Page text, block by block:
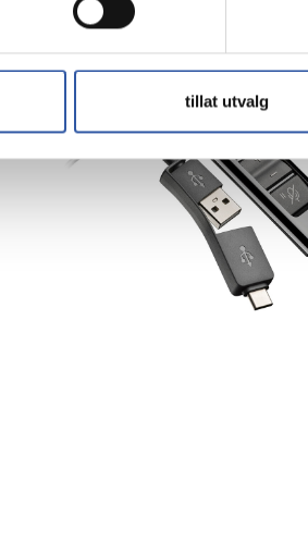
tillat utvalg